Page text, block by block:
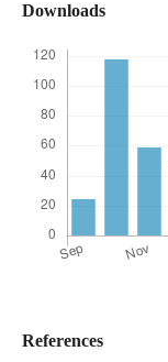
Downloads
References